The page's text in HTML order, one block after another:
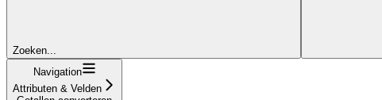
Zoeken...
Navigation
Attributen & Velden